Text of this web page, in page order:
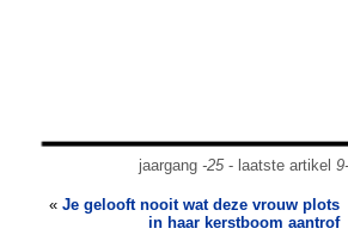
jaargang -25- laatste artikel
« Je gelooft nooit wat deze vrouw plots
in haar kerstboom aantrof